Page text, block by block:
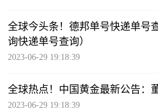
全球今头条！德邦单号快递单号
询快递单号查询）
2023-06-29 19:18:39
全球热点！中国黄金最新公告：
2023-06-29 19:18:39